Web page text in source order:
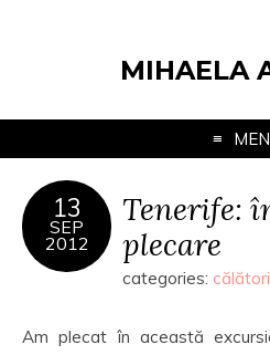
MIHAELA
13
SEP
2012
Tenerife:
plecare
categories:
Am plecat în această